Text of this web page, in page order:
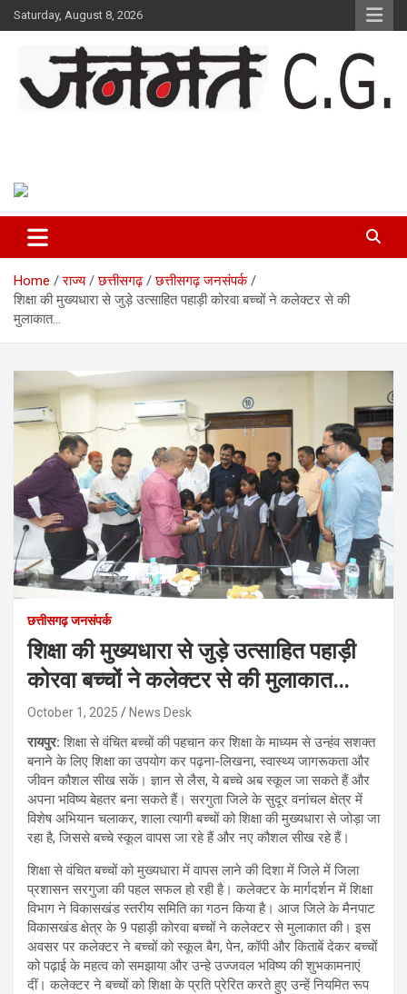
Skip
to
Saturday, August 8, 2026
Home राज्य छत्तीसगढ़
छत्तीसगढ़ जनसंपर्क
शिक्षा की मुख्यधारा से जुड़े उत्साहित पहाड़ी कोरवा बच्चों ने कलेक्टर से की
मुलाकात…
छत्तीसगढ़ जनसंपर्क
शिक्षा की मुख्यधारा से जुड़े उत्साहित पहाड़ी
कोरवा बच्चों ने कलेक्टर से की मुलाकात…
October 1, 2025 News Desk
रायपुर:शिक्षा से वंचित बच्चों की पहचान कर शिक्षा के माध्यम से उन्हंव सशक्त
बनाने के लिए शिक्षा का उपयोग कर पढ़ना-लिखना, स्वास्थ्य जागरूकता और
जीवन कौशल सीख सकें। ज्ञान से लैस, ये बच्चे अब स्कूल जा सकते हैं और
अपना भविष्य बेहतर बना सकते हैं। सरगुता जिले के सुदूर वनांचल क्षेत्र में
विशेष अभियान चलाकर, शाला त्यागी बच्चों को शिक्षा की मुख्यधारा से जोड़ा जा
रहा है, जिससे बच्चे स्कूल वापस जा रहे हैं और नए कौशल सीख रहे हैं।
शिक्षा से वंचित बच्चों को मुख्यधारा में वापस लाने की दिशा में जिले में जिला
प्रशासन सरगुजा की पहल सफल हो रही है। कलेक्टर के मार्गदर्शन में शिक्षा
विभाग ने विकासखंड स्तरीय समिति का गठन किया है। आज जिले के मैनपाट
विकासखंड क्षेत्र के 9 पहाड़ी कोरवा बच्चों ने कलेक्टर से मुलाकात की। इस
अवसर पर कलेक्टर ने बच्चों को स्कूल बैग, पेन, कॉपी और किताबें देकर बच्चों
को पढ़ाई के महत्व को समझाया और उन्हे उज्जवल भविष्य की शुभकामनाएं
दीं। कलेक्टर ने बच्चों को शिक्षा के प्रति प्रेरित करते हुए उन्हें नियमित रूप